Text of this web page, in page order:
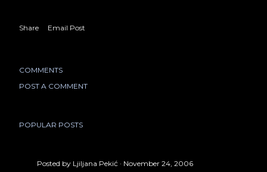
Share Email Post
COMMENTS
POST A COMMENT
POPULAR POSTS
Posted by Ljiljana Pekić November 24, 2006